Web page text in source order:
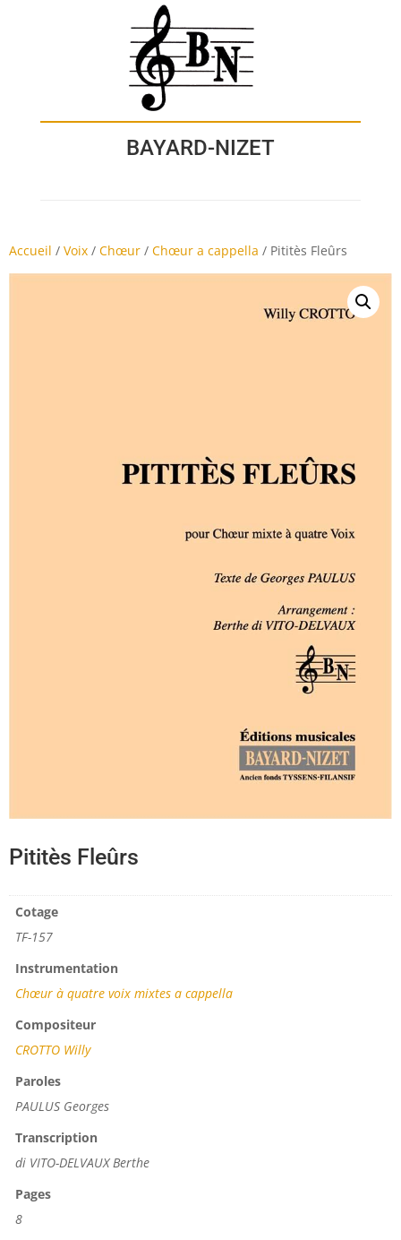
BAYARD-NIZET
Accueil / Voix / Chœur / Chœur a cappella / Pititès Fleûrs
Pititès Fleûrs
Cotage
TF-157
Instrumentation
Chœur à quatre voix mixtes a cappella
Compositeur
CROTTO Willy
Paroles
PAULUS Georges
Transcription
di VITO-DELVAUX Berthe
Pages
8